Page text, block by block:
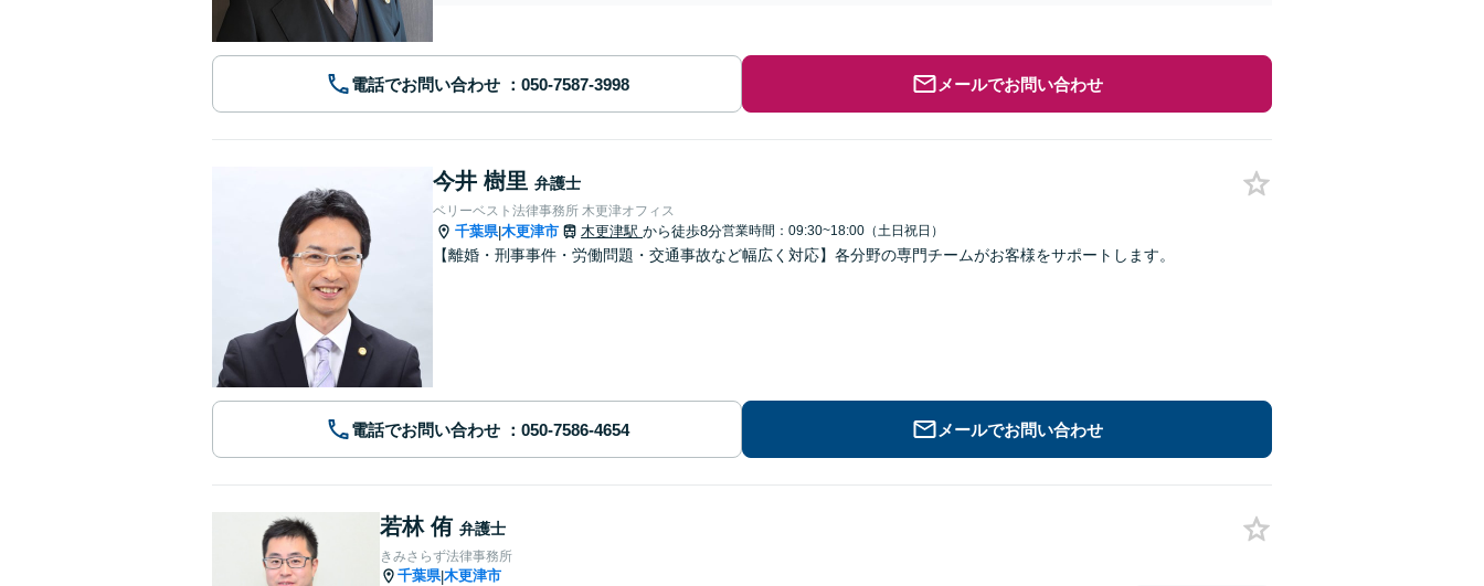
電話でお問い合わせ メールでお問い合わせ
今井 樹里 弁護士
ベリーベスト法律事務所 木更津オフィス
千葉県|木更津市 木更津駅 から徒歩8分営業時間：09:30~18:00（土日祝日）
【離婚・刑事事件・労働問題・交通事故など幅広く対応】各分野の専門チームがお客様をサポートします。
電話でお問い合わせ メールでお問い合わせ
若林 侑 弁護士
きみさらず法律事務所
千葉県|木更津市